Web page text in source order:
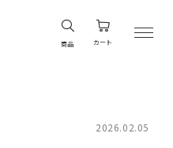
商品 カート
2026.02.05